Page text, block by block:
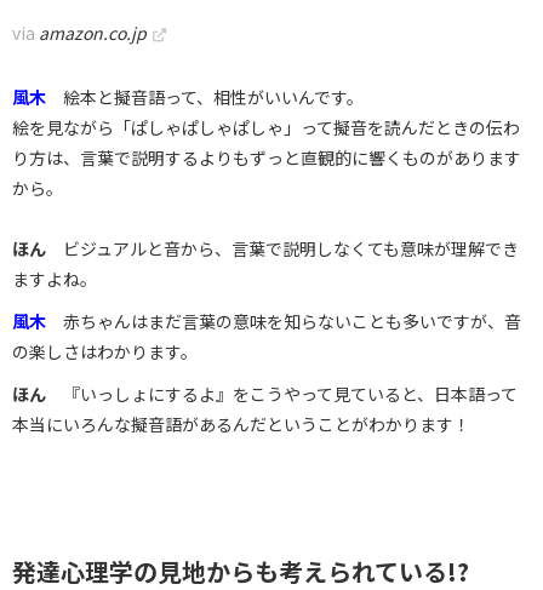
via amazon.co.jp
風木 絵本と擬音語って、相性がいいんです。
絵を見ながら「ぱしゃぱしゃぱしゃ」って擬音を読んだときの伝わ
り方は、言葉で説明するよりもずっと直観的に響くものがあります
から。
ほん ビジュアルと音から、言葉で説明しなくても意味が理解でき
ますよね。
風木 赤ちゃんはまだ言葉の意味を知らないことも多いですが、音
の楽しさはわかります。
ほん
『いっしょにするよ』をこうやって見ていると、日本語って
本当にいろんな擬音語があるんだということがわかります！
発達心理学の見地からも考えられている!?